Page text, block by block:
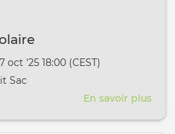
oct '25 18:00 (CEST)
au / à
Sac
En savoir plus